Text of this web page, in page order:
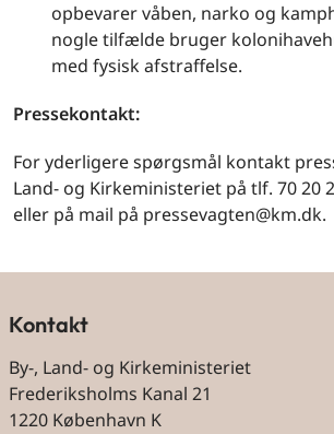
opbevarer våben, narko og
nogle tilfælde bruger
med fysisk afstraffelse.
Pressekontakt:
For yderligere spørgsmål kontakt
Land- og Kirkeministeriet på tlf. 70 20
eller på mail på pressevagten@km.dk.
Kontakt
By-, Land- og Kirkeministeriet
Frederiksholms Kanal 21
1220 København K